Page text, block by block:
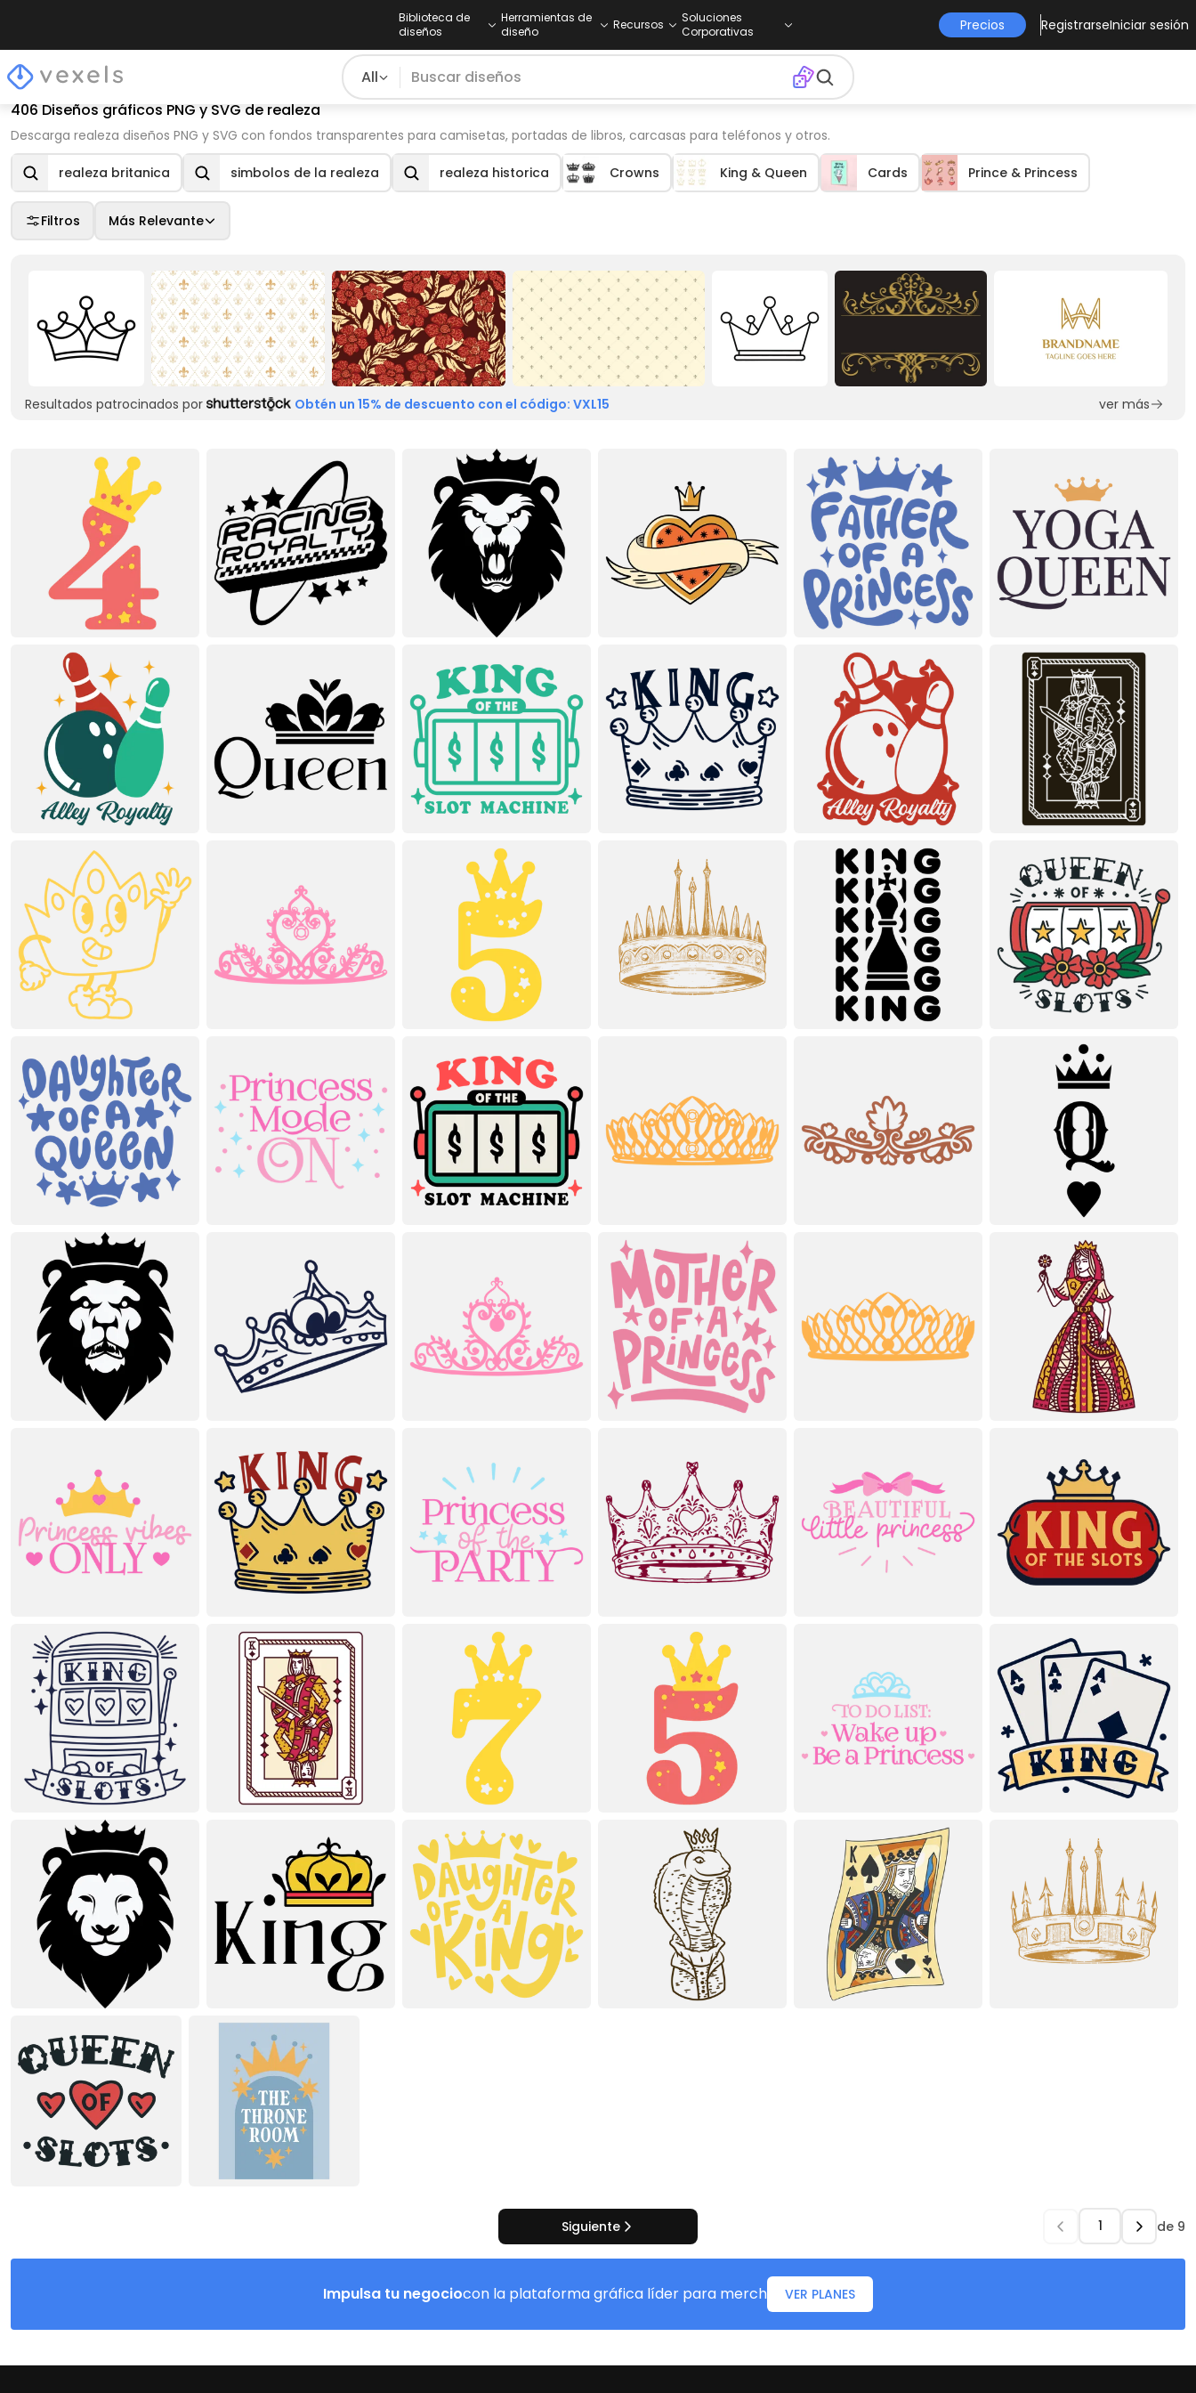
Biblioteca de
diseños
Herramientas de
diseño
Recursos
Soluciones
Corporativas
Precios RegistrarseIniciar sesión
All
406 Diseños gráficos PNG y SVG de realeza
Descarga realeza diseños PNG y SVG con fondos transparentes para camisetas, portadas de libros, carcasas para teléfonos y otros.
realeza britanica simbolos de la realeza realeza historica Crowns King & Queen Cards Prince & Princess
Filtros Más Relevante
Resultados patrocinados por Obtén un 15% de descuento con el código: VXL15 ver más
Siguiente de 9
Impulsa tu negociocon la plataforma gráfica líder para merch VER PLANES